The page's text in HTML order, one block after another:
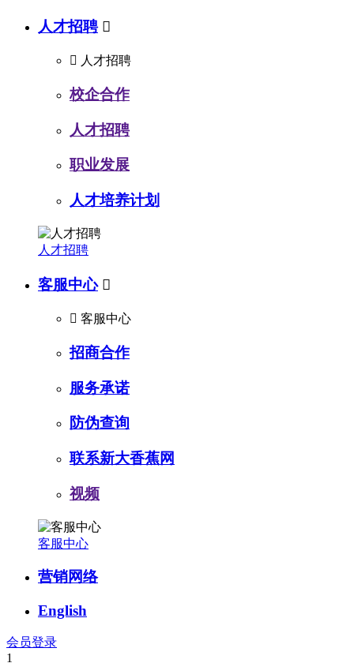
人才招聘 
 人才招聘
校企合作
人才招聘
职业发展
人才培养计划
人才招聘
客服中心 
 客服中心
招商合作
服务承诺
防伪查询
联系新大香蕉网
视频
客服中心
营销网络
English
会员登录
1